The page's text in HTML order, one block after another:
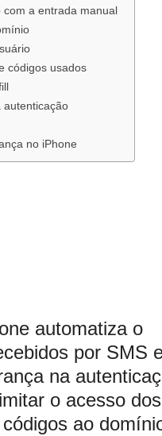
a entrada manual
códigos usados
autenticação
no iPhone
automatiza o
por SMS
na
o acesso dos
ao